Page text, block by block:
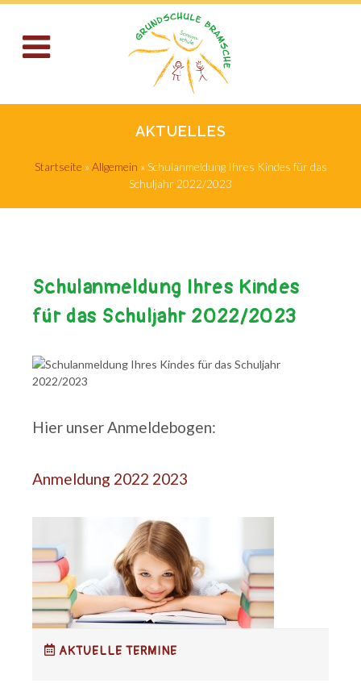
AKTUELLES
Startseite » Allgemein » Schulanmeldung Ihres Kindes für das
Schuljahr 2022/2023
Schulanmeldung Ihres Kindes
für das Schuljahr 2022/2023
Hier unser Anmeldebogen:
Anmeldung 2022 2023
AKTUELLE TERMINE